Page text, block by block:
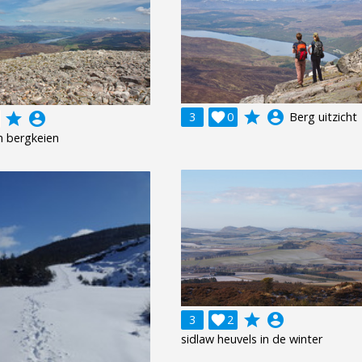
3 0
 grade account_circle Berg uitzicht
grade account_circle
bergkeien
3 2
 grade account_circle
sidlaw heuvels in de winter